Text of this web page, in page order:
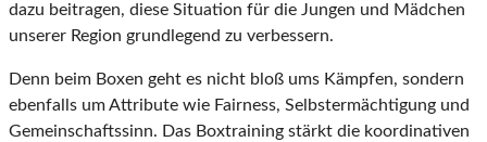
dazu beitragen, diese Situation für die Jungen und Mädchen
unserer Region grundlegend zu verbessern.
Denn beim Boxen geht es nicht bloß ums Kämpfen, sondern
ebenfalls um Attribute wie Fairness, Selbstermächtigung und
Gemeinschaftssinn. Das Boxtraining stärkt die koordinativen